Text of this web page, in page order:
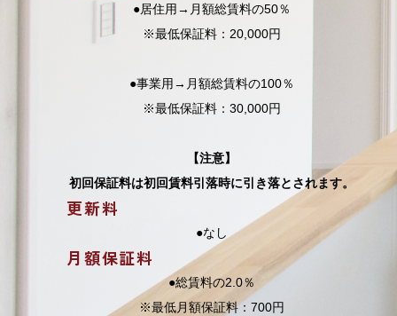
●居住用→月額総賃料の50％
※最低保証料：20,000円
●事業用→月額総賃料の100％
※最低保証料：30,000円
【注意】
初回保証料は初回賃料引落時に引き落とされます。
更新料
●なし
月額保証料
●総賃料の2.0％
※最低月額保証料：700円